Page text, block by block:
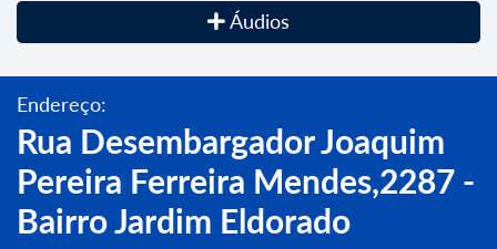
Áudios
Endereço:
Rua Desembargador Joaquim
Pereira Ferreira Mendes,2287 -
Bairro Jardim Eldorado